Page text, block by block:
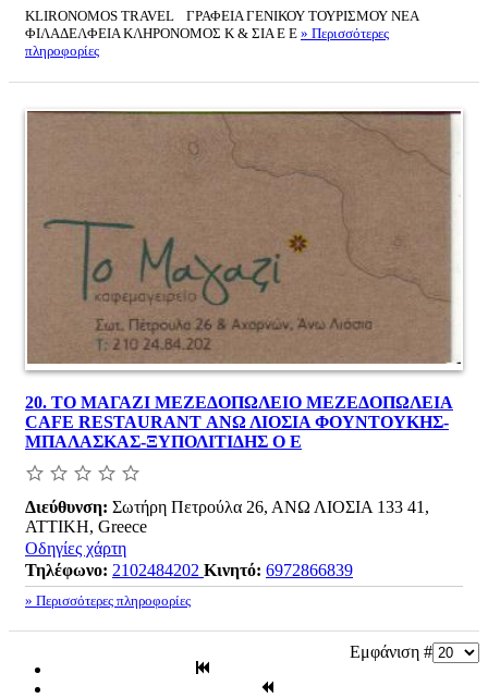
KLIRONOMOS TRAVEL ΓΡΑΦΕΙΑ ΓΕΝΙΚΟΥ ΤΟΥΡΙΣΜΟΥ ΝΕΑ
ΦΙΛΑΔΕΛΦΕΙΑ ΚΛΗΡΟΝΟΜΟΣ Κ & ΣΙΑ Ε Ε » Περισσότερες
πληροφορίες
20. ΤΟ ΜΑΓΑΖΙ ΜΕΖΕΔΟΠΩΛΕΙΟ ΜΕΖΕΔΟΠΩΛΕΙΑ
CAFE RESTAURANT ΑΝΩ ΛΙΟΣΙΑ ΦΟΥΝΤΟΥΚΗΣ-
ΜΠΑΛΑΣΚΑΣ-ΞΥΠΟΛΙΤΙΔΗΣ Ο Ε
Διεύθυνση: Σωτήρη Πετρούλα 26, ΑΝΩ ΛΙΟΣΙΑ 133 41,
ΑΤΤΙΚΗ, Greece
Οδηγίες χάρτη
Τηλέφωνο: 2102484202 Κινητό: 6972866839
» Περισσότερες πληροφορίες
Εμφάνιση #